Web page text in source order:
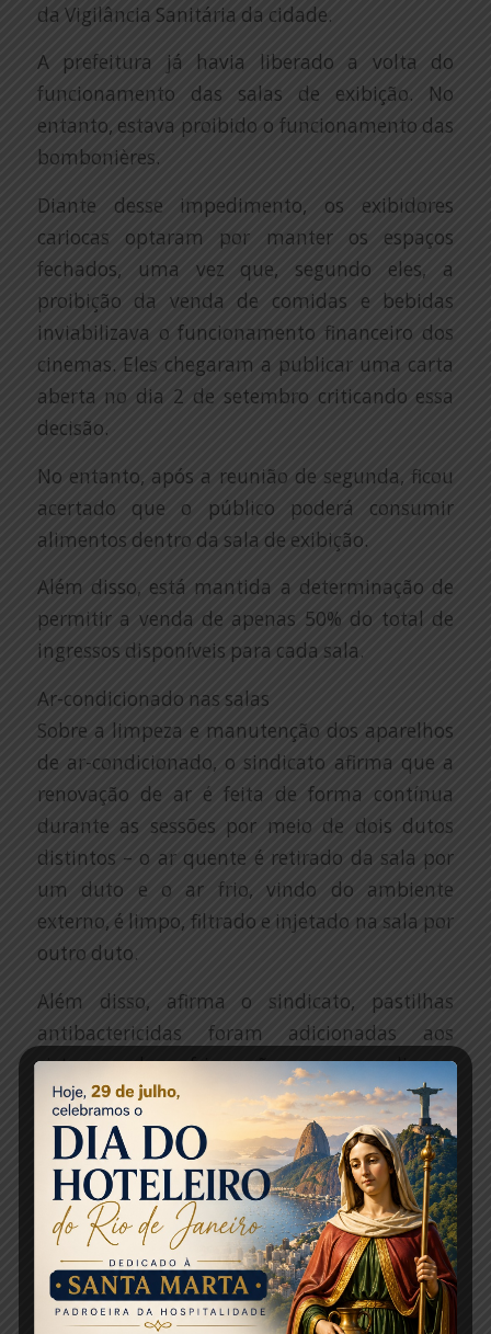
da Vigilância Sanitária da cidade.
A prefeitura já havia liberado a volta do
funcionamento das salas de exibição. No
entanto, estava proibido o funcionamento das
bombonières.
Diante desse impedimento, os exibidores
cariocas optaram por manter os espaços
fechados, uma vez que, segundo eles, a
proibição da venda de comidas e bebidas
inviabilizava o funcionamento financeiro dos
cinemas. Eles chegaram a publicar uma carta
aberta no dia 2 de setembro criticando essa
decisão.
No entanto, após a reunião de segunda, ficou
acertado que o público poderá consumir
alimentos dentro da sala de exibição.
Além disso, está mantida a determinação de
permitir a venda de apenas 50% do total de
ingressos disponíveis para cada sala.
Ar-condicionado nas salas
Sobre a limpeza e manutenção dos aparelhos
de ar-condicionado, o sindicato afirma que a
renovação de ar é feita de forma contínua
durante as sessões por meio de dois dutos
distintos – o ar quente é retirado da sala por
um duto e o ar frio, vindo do ambiente
externo, é limpo, filtrado e injetado na sala por
outro duto.
Além disso, afirma o sindicato, pastilhas
antibactericidas foram adicionadas aos
sistemas de refrigeração para ampliar a
purificação do ar.
O sindicato divulgou os itens dos protocolos
de segurança aprovados pela prefeitura do Rio
que serão adotados pelos cinemas:
Álcool em gel disponível em diversos
pontos de acesso do cinema
Consumo de alimentos liberado somente